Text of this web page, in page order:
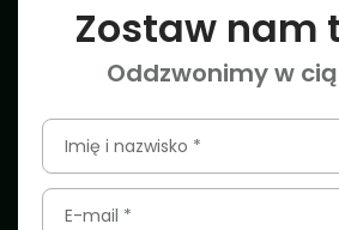
Zostaw nam
Oddzwonimy w